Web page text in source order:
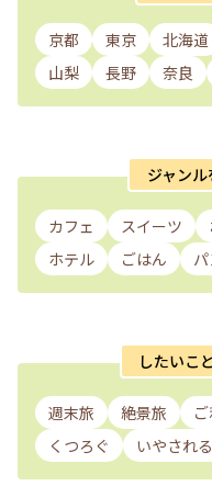
京都 東京 北海道
山梨
長野 奈良
ジャン
カフェ スイーツ
ホテル
ごはん
したいこ
週末旅 絶景旅
くつろぐ
いやされる